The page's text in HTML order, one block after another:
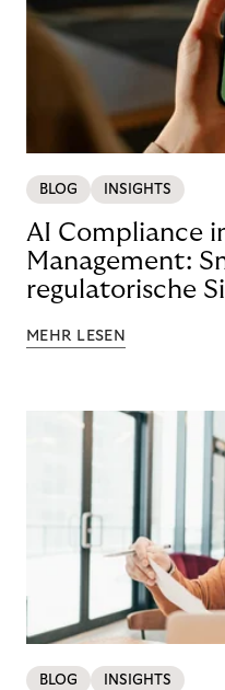
BLOG INSIGHTS
AI Compliance
Management:
regulatorische
MEHR LESEN
BLOG INSIGHTS